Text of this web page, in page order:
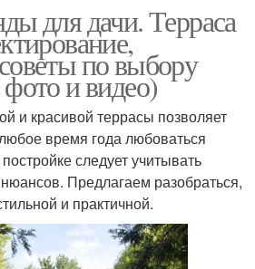
для дачи. Терраса
по выбору
и видео)
и красивой террасы позволяет
время года любоваться
следует учитывать
Предлагаем разобраться,
и практичной.